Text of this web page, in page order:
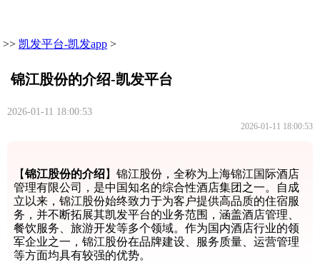
>> 凯发平台-凯发app >
锦江股份的介绍-凯发平台
2026-01-11 18:00:53
2026-01-11 18:00:53
【锦江股份的介绍】锦江股份，全称为上海锦江国际酒店
管理有限公司，是中国知名的综合性酒店集团之一。自成
立以来，锦江股份始终致力于为客户提供高品质的住宿服
务，并不断拓展其凯发平台的业务范围，涵盖酒店管理、
餐饮服务、旅游开发等多个领域。作为国内酒店行业的领
军企业之一，锦江股份在品牌建设、服务质量、运营管理
等方面均具有较强的优势。